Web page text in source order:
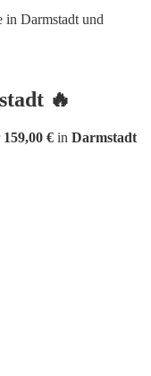
in Darmstadt und
🔥
159,00 € in Darmstadt